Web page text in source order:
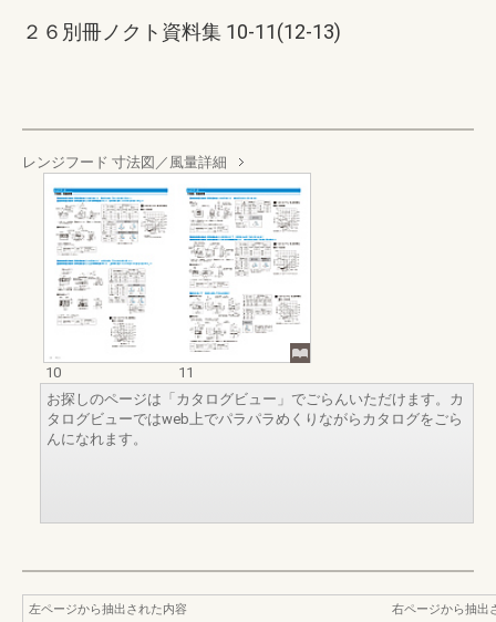
２６別冊ノクト資料集 10-11(12-13)
レンジフード 寸法図／風量詳細
10
11
お探しのページは「カタログビュー」でごらんいただけます。カ
タログビューではweb上でパラパラめくりながらカタログをごら
んになれます。
左ページから抽出された内容
右ページから抽出